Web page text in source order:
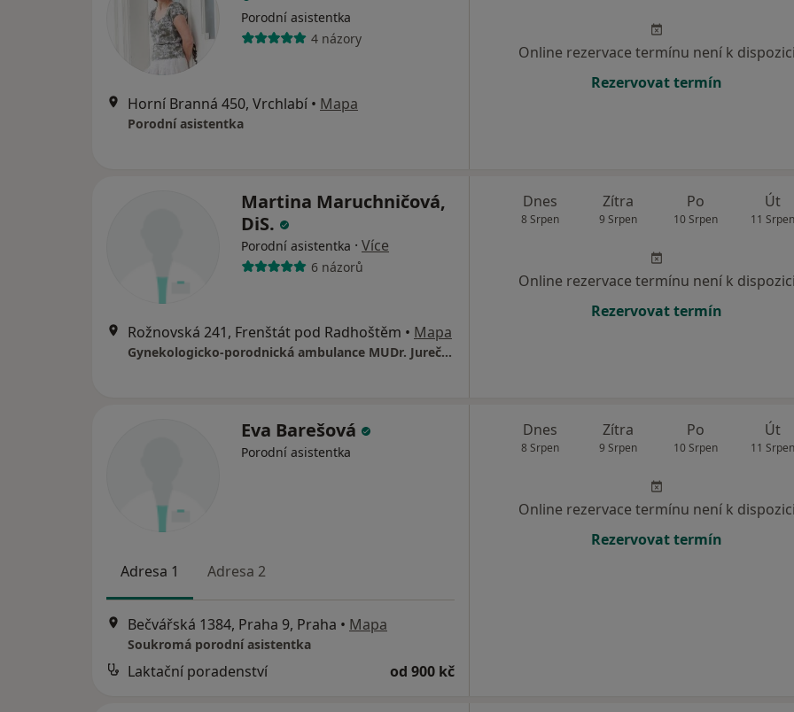
Porodní asistentka
4 názory
Horní Branná 450, Vrchlabí • Mapa
Porodní asistentka
Online rezervace termínu není k dispozici
Rezervovat termín
Martina Maruchničová,
DiS.
Porodní asistentka · Více
6 názorů
Rožnovská 241, Frenštát pod Radhoštěm • Mapa
Gynekologicko-porodnická ambulance MUDr. Jureček Petr
Dnes
8 Srpen
Zítra
9 Srpen
Po
10 Srpen
Út
11 Srpen
Online rezervace termínu není k dispozici
Rezervovat termín
Eva Barešová
Porodní asistentka
Adresa 1 Adresa 2
Bečvářská 1384, Praha 9, Praha • Mapa
Soukromá porodní asistentka
Laktační poradenství od 900 kč
Dnes
8 Srpen
Zítra
9 Srpen
Po
10 Srpen
Út
11 Srpen
Online rezervace termínu není k dispozici
Rezervovat termín